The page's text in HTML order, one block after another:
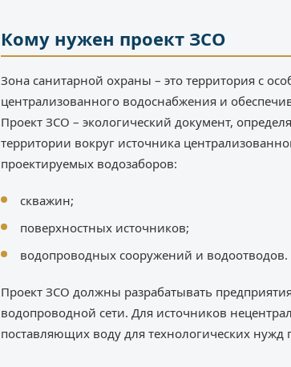
Кому нужен проект ЗСО
Зона санитарной охраны – это территория с
централизованного водоснабжения и
Проект ЗСО – экологический документ,
территории вокруг источника
проектируемых водозаборов:
скважин;
поверхностных источников;
водопроводных сооружений и водоотводов.
Проект ЗСО должны разрабатывать
водопроводной сети. Для источников
поставляющих воду для технологических нужд